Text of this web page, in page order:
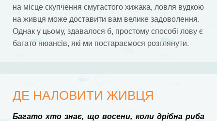
на місце скупчення смугастого хижака, ловля вудкою
на живця може доставити вам велике задоволення.
Однак у цьому, здавалося б, простому способі лову є
багато нюансів, які ми постараємося розглянути.
ДЕ НАЛОВИТИ ЖИВЦЯ
Багато хто знає, що восени, коли дрібна риба